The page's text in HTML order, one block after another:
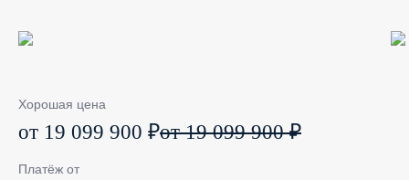
Хорошая цена
от 19 099 900 ₽от 19 099 900 ₽
Платёж от